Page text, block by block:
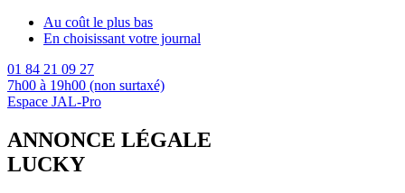
Au coût le plus bas
En choisissant votre journal
01 84 21 09 27
7h00 à 19h00 (non surtaxé)
Espace JAL-Pro
ANNONCE LÉGALE
LUCKY